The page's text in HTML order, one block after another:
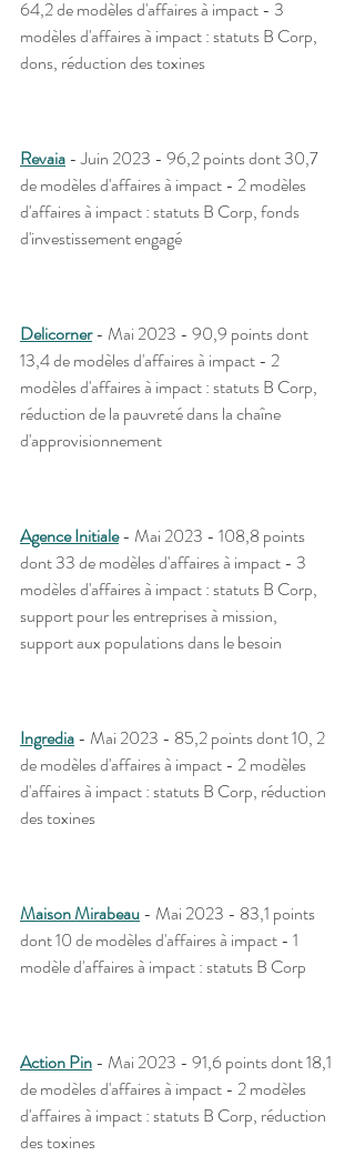
64,2 de modèles d'affaires à impact - 3
modèles d'affaires à impact : statuts B Corp,
dons, réduction des toxines
Revaia - Juin 2023 - 96,2 points dont 30,7
de modèles d'affaires à impact - 2 modèles
d'affaires à impact : statuts B Corp, fonds
d'investissement engagé
Delicorner- Mai 2023 - 90,9 points dont
13,4 de modèles d'affaires à impact - 2
modèles d'affaires à impact : statuts B Corp,
réduction de la pauvreté dans la chaîne
d'approvisionnement
Agence Initiale - Mai 2023 - 108,8 points
dont 33 de modèles d'affaires à impact - 3
modèles d'affaires à impact : statuts B Corp,
support pour les entreprises à mission,
support aux populations dans le besoin
Ingredia - Mai 2023 - 85,2 points dont 10, 2
de modèles d'affaires à impact - 2 modèles
d'affaires à impact : statuts B Corp, réduction
des toxines
Maison Mirabeau - Mai 2023 - 83,1 points
dont 10 de modèles d'affaires à impact - 1
modèle d'affaires à impact : statuts B Corp
Action Pin - Mai 2023 - 91,6 points dont 18,1
de modèles d'affaires à impact - 2 modèles
d'affaires à impact : statuts B Corp, réduction
des toxines